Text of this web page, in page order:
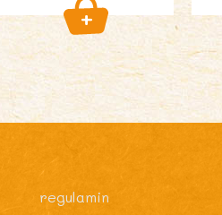
regulamin